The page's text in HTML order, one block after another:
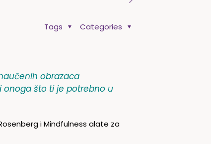
Categories
Tags
obrazaca
onoga što ti je potrebno u
i Mindfulness alate za